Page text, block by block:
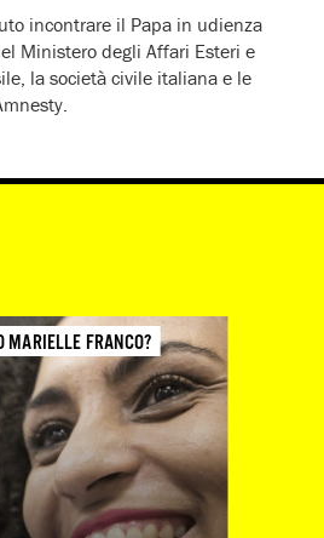
incontrare il Papa in udienza
Ministero degli Affari Esteri e
la società civile italiana e le
MARIELLE FRANCO?